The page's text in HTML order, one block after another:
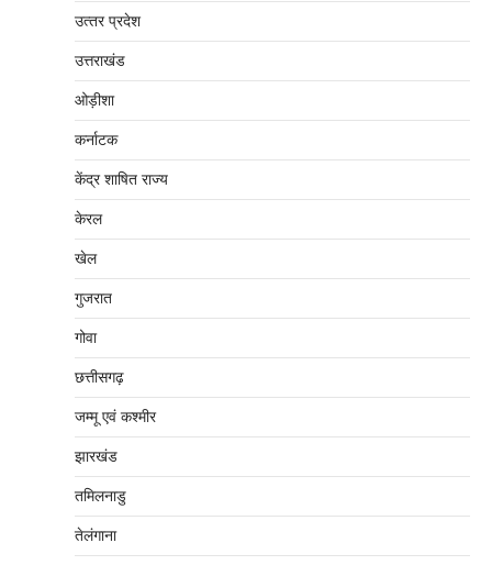
उत्‍तर प्रदेश
उत्तराखंड
ओड़ीशा
कर्नाटक
केंद्र शाषित राज्य
केरल
खेल
गुजरात
गोवा
छत्तीसगढ़
जम्‍मू एवं कश्‍मीर
झारखंड
तमिलनाडु
तेलंगाना